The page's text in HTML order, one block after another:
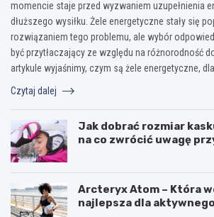
momencie staje przed wyzwaniem uzupełnienia
dłuższego wysiłku. Żele energetyczne stały się
rozwiązaniem tego problemu, ale wybór
być przytłaczający ze względu na różnorodność
artykule wyjaśnimy, czym są żele energetyczne,
Czytaj dalej
Jak dobrać rozmiar
na co zwrócić uwagę
Arcteryx Atom – Która
najlepsza dla